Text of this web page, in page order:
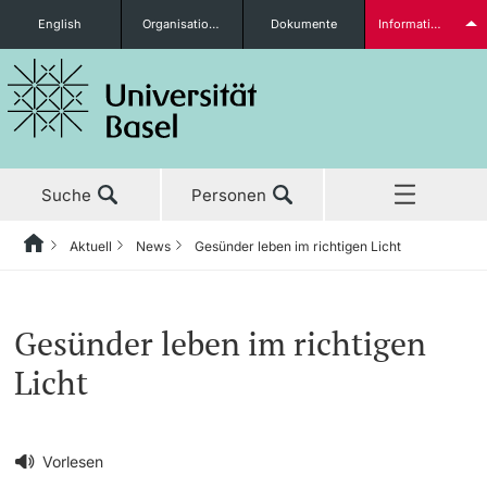
Studieninteressierte
weitere Informationen
English Organisationseinheiten Dokumente Informationen für...
Suche Personen
Aktuell
‡ ‡ ‡ ‡
News
‡ ‡ ‡ ‡
Newsletter bestellen
Ehrungen & Preise
‡ ‡ ‡ ‡ ‡ ‡ ‡ ‡ ‡ ‡ ‡ ‡ ‡ ‡ ‡ ‡
‡ ‡ ‡ ‡ ‡ ‡ ‡ ‡ ‡ ‡ ‡ ‡ ‡ ‡ ‡ ‡ ‡ ‡ ‡ ‡ ‡ ‡ ‡ ‡ ‡ ‡ ‡ ‡ ‡ ‡ ‡ ‡ ‡ ‡ ‡ ‡ ‡ ‡ ‡ ‡
HomeZurückAktuell News Gesünder leben im richtigen Licht
Vorlesen
Gesünder leben im richtigen
Licht